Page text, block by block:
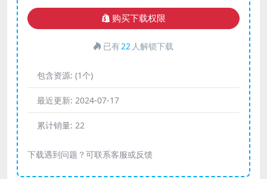
购买下载权限
已有22 人解锁下载
包含资源: (1个)
最近更新: 2024-07-17
累计销量: 22
下载遇到问题？可联系客服或反馈